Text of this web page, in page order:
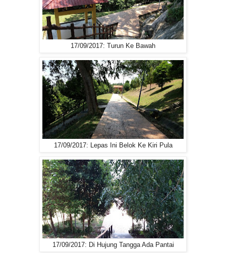
17/09/2017: Turun Ke Bawah
17/09/2017: Lepas Ini Belok Ke Kiri Pula
17/09/2017: Di Hujung Tangga Ada Pantai